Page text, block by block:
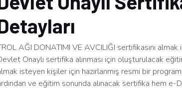
AĞI DONATIMI VE AVCILIĞI sertifikasını
Onaylı sertifika alınması için oluşturulacak
isteyen kişiler için hazırlanmış resmi bir
ve eğitim sonunda alınacak sertifika hem